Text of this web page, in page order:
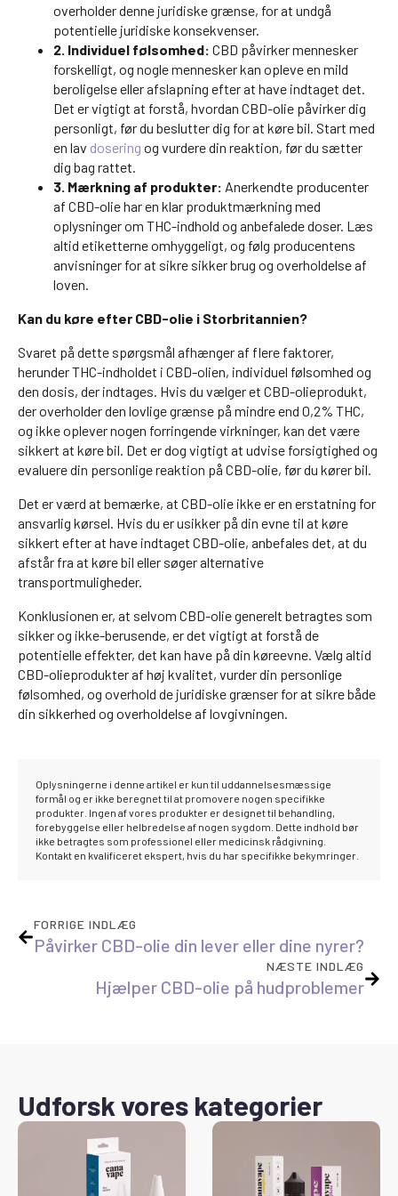
overholder denne juridiske grænse, for at undgå
potentielle juridiske konsekvenser.
2. Individuel følsomhed: CBD påvirker mennesker
forskelligt, og nogle mennesker kan opleve en mild
beroligelse eller afslapning efter at have indtaget det.
Det er vigtigt at forstå, hvordan CBD-olie påvirker dig
personligt, før du beslutter dig for at køre bil. Start med
en lav dosering og vurdere din reaktion, før du sætter
dig bag rattet.
3. Mærkning af produkter: Anerkendte producenter
af CBD-olie har en klar produktmærkning med
oplysninger om THC-indhold og anbefalede doser. Læs
altid etiketterne omhyggeligt, og følg producentens
anvisninger for at sikre sikker brug og overholdelse af
loven.
Kan du køre efter CBD-olie i Storbritannien?
Svaret på dette spørgsmål afhænger af flere faktorer,
herunder THC-indholdet i CBD-olien, individuel følsomhed og
den dosis, der indtages. Hvis du vælger et CBD-olieprodukt,
der overholder den lovlige grænse på mindre end 0,2% THC,
og ikke oplever nogen forringende virkninger, kan det være
sikkert at køre bil. Det er dog vigtigt at udvise forsigtighed og
evaluere din personlige reaktion på CBD-olie, før du kører bil.
Det er værd at bemærke, at CBD-olie ikke er en erstatning for
ansvarlig kørsel. Hvis du er usikker på din evne til at køre
sikkert efter at have indtaget CBD-olie, anbefales det, at du
afstår fra at køre bil eller søger alternative
transportmuligheder.
Konklusionen er, at selvom CBD-olie generelt betragtes som
sikker og ikke-berusende, er det vigtigt at forstå de
potentielle effekter, det kan have på din køreevne. Vælg altid
CBD-olieprodukter af høj kvalitet, vurder din personlige
følsomhed, og overhold de juridiske grænser for at sikre både
din sikkerhed og overholdelse af lovgivningen.
Oplysningerne i denne artikel er kun til uddannelsesmæssige
formål og er ikke beregnet til at promovere nogen specifikke
produkter. Ingen af vores produkter er designet til behandling,
forebyggelse eller helbredelse af nogen sygdom. Dette indhold bør
ikke betragtes som professionel eller medicinsk rådgivning.
Kontakt en kvalificeret ekspert, hvis du har specifikke bekymringer.
FORRIGE INDLÆG
Påvirker CBD-olie din lever eller dine nyrer?
NÆSTE INDLÆG
Hjælper CBD-olie på hudproblemer
Udforsk vores kategorier